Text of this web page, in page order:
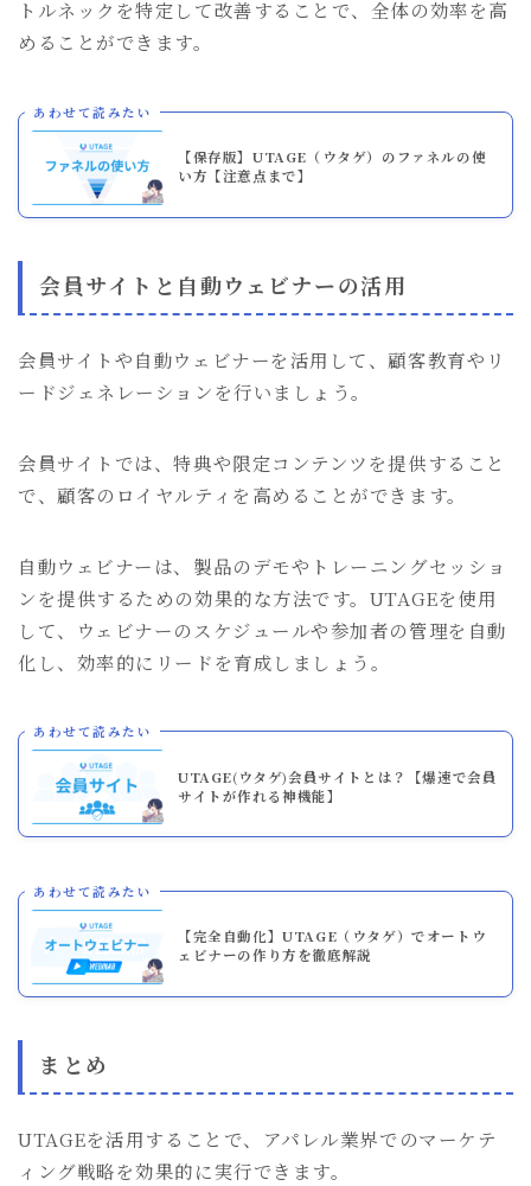
トルネックを特定して改善することで、全体の効率を高
めることができます。
あわせて読みたい
【保存版】UTAGE（ウタゲ）のファネルの使
い方【注意点まで】
会員サイトと自動ウェビナーの活用
会員サイトや自動ウェビナーを活用して、顧客教育やリ
ードジェネレーションを行いましょう。
会員サイトでは、特典や限定コンテンツを提供すること
で、顧客のロイヤルティを高めることができます。
自動ウェビナーは、製品のデモやトレーニングセッショ
ンを提供するための効果的な方法です。UTAGEを使用
して、ウェビナーのスケジュールや参加者の管理を自動
化し、効率的にリードを育成しましょう。
あわせて読みたい
UTAGE(ウタゲ)会員サイトとは？【爆速で会員
サイトが作れる神機能】
あわせて読みたい
【完全自動化】UTAGE（ウタゲ）でオートウ
ェビナーの作り方を徹底解説
まとめ
UTAGEを活用することで、アパレル業界でのマーケテ
ィング戦略を効果的に実行できます。